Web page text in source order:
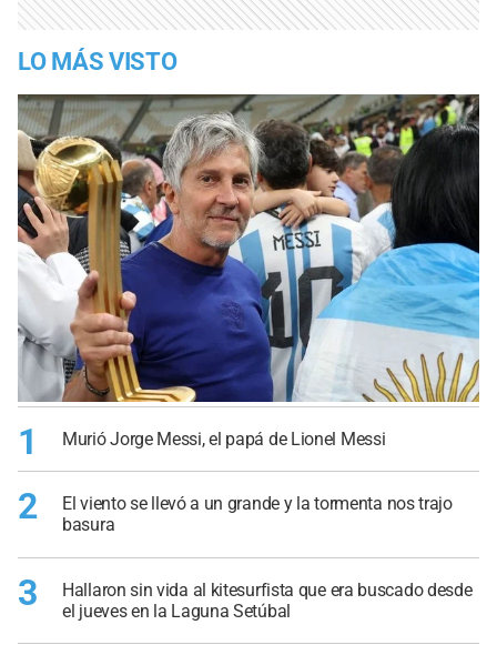
LO MÁS VISTO
1 Murió Jorge Messi, el papá de Lionel Messi
2
El viento se llevó a un grande y la tormenta nos trajo
basura
3
Hallaron sin vida al kitesurfista que era buscado desde
el jueves en la Laguna Setúbal